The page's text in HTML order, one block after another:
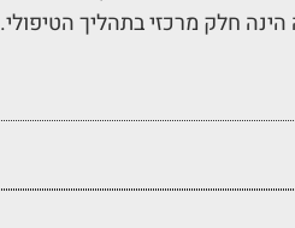
חלק מרכזי בתהליך הטיפולי.